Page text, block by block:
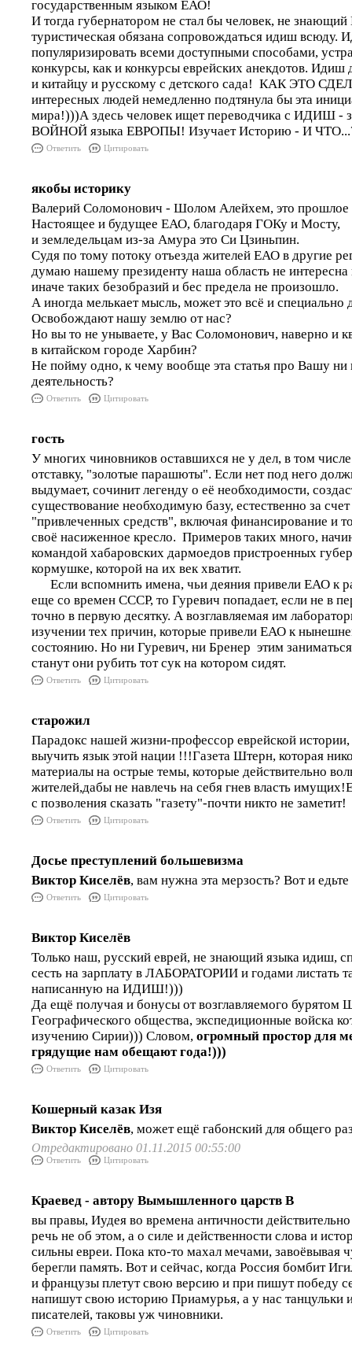
государственным языком ЕАО!
И тогда губернатором не стал бы человек, не
туристическая обязана сопровождаться идиш всюду.
популяризировать всеми доступными способами,
конкурсы, как и конкурсы еврейских анекдотов. Идиш
и китайцу и русскому с детского сада! КАК ЭТО
интересных людей немедленно подтянула бы эта
мира!)))А здесь человек ищет переводчика с ИДИШ
ВОЙНОЙ языка ЕВРОПЫ! Изучает Историю - И
Ответить Цитировать
якобы историку
Валерий Соломонович - Шолом Алейхем, это
Настоящее и будущее ЕАО, благодаря ГОКу и Мосту,
и земледельцам из-за Амура это Си Цзиньпин.
Судя по тому потоку отъезда жителей ЕАО в другие
думаю нашему президенту наша область не
иначе таких безобразий и бес предела не произошло.
А иногда мелькает мысль, может это всё и специально
Освобождают нашу землю от нас?
Но вы то не унываете, у Вас Соломонович, наверно и
в китайском городе Харбин?
Не пойму одно, к чему вообще эта статья про Вашу
деятельность?
Ответить Цитировать
гость
У многих чиновников оставшихся не у дел, в том
отставку, "золотые парашюты". Если нет под него
выдумает, сочинит легенду о её необходимости,
существование необходимую базу, естественно за
"привлеченных средств", включая финансирование и
своё насиженное кресло. Примеров таких много,
командой хабаровских дармоедов пристроенных
кормушке, которой на их век хватит.
Если вспомнить имена, чьи деяния привели ЕАО к
еще со времен СССР, то Гуревич попадает, если не в
точно в первую десятку. А возглавляемая им
изучении тех причин, которые привели ЕАО к
состоянию. Но ни Гуревич, ни Бренер этим заниматься
станут они рубить тот сук на котором сидят.
Ответить Цитировать
старожил
Парадокс нашей жизни-профессор еврейской
выучить язык этой нации !!!Газета Штерн, которая
материалы на острые темы, которые действительно
жителей,дабы не навлечь на себя гнев власть
с позволения сказать "газету"-почти никто не заметит!
Ответить Цитировать
Досье преступлений большевизма
Виктор Киселёв, вам нужна эта мерзость? Вот и едьте
Ответить Цитировать
Виктор Киселёв
Только наш, русский еврей, не знающий языка идиш,
сесть на зарплату в ЛАБОРАТОРИИ и годами листать
написанную на ИДИШ!)))
Да ещё получая и бонусы от возглавляемого бурятом
Географического общества, экспедиционные войска
изучению Сирии))) Словом, огромный простор для
грядущие нам обещают года!)))
Ответить Цитировать
Кошерный казак Изя
Виктор Киселёв, может ещё габонский для общего
Отредактировано 01.11.2015 00:55:00
Ответить Цитировать
Краевед - автору Вымышленного царств В
вы правы, Иудея во времена античности
речь не об этом, а о силе и действенности слова и
сильны евреи. Пока кто-то махал мечами, завоёвывая
берегли память. Вот и сейчас, когда Россия бомбит
и французы плетут свою версию и при пишут победу
напишут свою историю Приамурья, а у нас танцульки
писателей, таковы уж чиновники.
Ответить Цитировать